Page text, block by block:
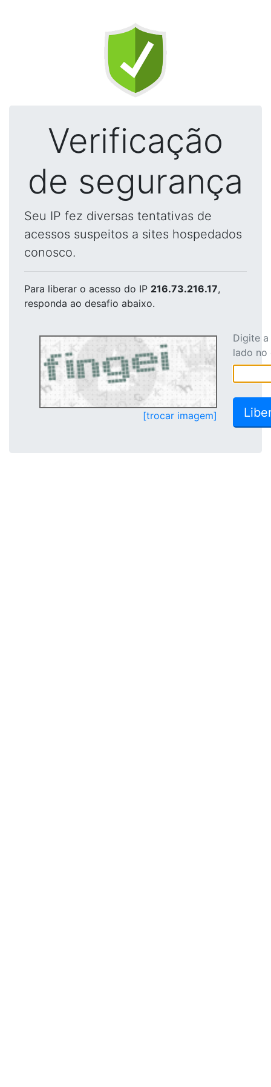
Verificação
de segurança
Seu IP fez diversas tentativas de
acessos suspeitos a sites hospedados
conosco.
Para liberar o acesso do IP 216.73.216.17,
responda ao desafio abaixo.
[trocar imagem]
Digite
lado no